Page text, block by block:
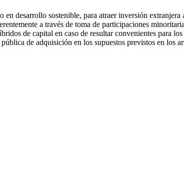
desarrollo sostenible, para atraer inversión
a través de toma de participaciones
de capital en caso de resultar convenientes para
de adquisición en los supuestos previstos en